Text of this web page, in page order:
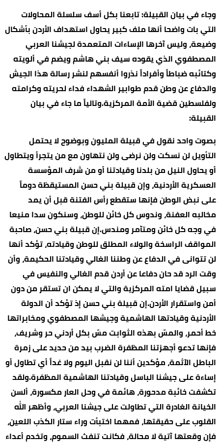
وجاء في بيان القبيلة: تابعنا بكل أسف سلسلة المحاولات
التي بات واضحا أنها ملف كبير يحاول استهداف الأردن بأشكال
وضيعة، وليس آخرها الإساءات المتعمدة لجيشنا العربي
المصطفوي الذي يقوده سيف بني هاشم ويضم في ألويته
وكتائبه ضباطاً وأفراداً نذروا أنفسهم لنشر رسالة هذا الجيش
والدفاع عن وطن قدم طوابير الشهداء فداء لحريته وكرامته
ولفلسطين قضية الأمة المركزية.وتالياً ما جاء في بيان
القبيلة:
بصوت واحد نقول في قبيلة المليون وبوضوح لا يحتمل
التأويل لن نسكت ولن نرضى ولن نتهاون مع من يتجرأ ويتطاول
أو يحاول النيل من بلدنا وقيادتنا أو من شرف المؤسسة
العسكرية الأردنية، وإن قبيلة بني حسن المستيقظة دوماً
على نبض الوطن فإنها ستقطع رأس الفتنة قبل أن يمد
مخالبه العفنة، وندوس كل خائن للوطن، وسنكون سدا منيعا
في وجه كل خائن ومتآمر ومندس.إن قبيلة بني حسن، صاحبة
المواقف الراسخة والولاء المطلق للوطن وقيادته، تؤكد أنها
لن تتوانى في الدفاع عن وطننا الغالي وقيادتنا الحكيمة، وأن
وقت الرد قد حان دفاعا عن أردن قدم الغالي والنفيس في
سبيل قضايا امته المركزية والتي لا يمكن ان تستقر من دون
أمن واستقرار الأردن.إن قبيلة بني حسن إذ تؤكد أن الدولة
الأردنية وقيادتها الهاشمية وجيشها المصطفوي ومخابراتها
خط أحمر، والمسّ بهذه الثوابت مسّ بكل أردني حر وشريف،
فإنها تدعو أجهزتنا المظفرة الضرب بيد من حديد على زمرة
الباطل الآثمة، مؤكدين أننا لن نقبل اليوم ولا غداً أي تطاول أو
إساءة على جيشنا الباسل وقيادتنا الهاشمية المظفرة.ولقد
تكشفت خائبة مدحورة، هائمة في وحل العار مكسورة، ألسن
الخيانة الغادرة التي تطاولت على جيشنا العربي، وأظهر الله
القلوب على حقيقتها، فمهما اختبأت وراء ستار الكذب اللعين،
فإن وقعتها آتية لا محالة، فكانت تنفث السموم، وتخدم أعداء